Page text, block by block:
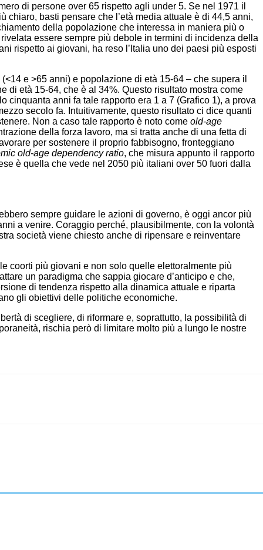
di persone over 65 rispetto agli under 5. Se nel 1971 il
basti pensare che l’età media attuale è di 44,5 anni,
della popolazione che interessa in maniera più o
essere sempre più debole in termini di inci­denza della
rispetto ai giovani, ha reso l’Italia uno dei paesi più esposti
e >65 anni) e popolazione di età 15-64 – che supera il
età 15-64, che è al 34%. Questo risultato mostra come
anni fa tale rap­porto era 1 a 7 (Grafico 1), a prova
secolo fa. Intuitivamente, questo risultato ci dice quanti
Non a caso tale rapporto è noto come old-age
della forza lavoro, ma si tratta anche di una fetta di
per sostenere il proprio fabbisogno, fronteggiano
old-age dependency ratio, che misura appunto il rapporto
è quella che vede nel 2050 più italiani over 50 fuori dalla
sempre guidare le azioni di governo, è oggi ancor più
a venire. Coraggio perché, plausibil­mente, con la volontà
società viene chiesto anche di ripensare e reinventare
coorti più giovani e non solo quelle elettoralmente più
un paradigma che sappia giocare d’anticipo e che,
di tendenza rispetto alla dinamica attuale e riparta
gli obiettivi delle politiche economiche.
di scegliere, di riformare e, soprattutto, la possibilità di
rischia però di limitare molto più a lungo le nostre